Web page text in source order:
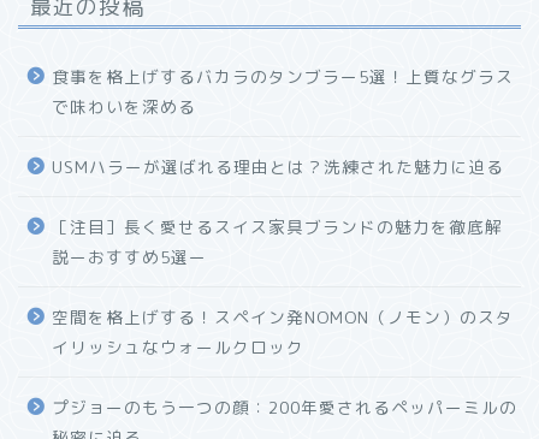
最近の投稿
食事を格上げするバカラのタンブラー5選！上質なグラス
で味わいを深める
USMハラーが選ばれる理由とは？洗練された魅力に迫る
［注目］長く愛せるスイス家具ブランドの魅力を徹底解
説ーおすすめ5選ー
空間を格上げする！スペイン発NOMON（ノモン）のスタ
イリッシュなウォールクロック
プジョーのもう一つの顔：200年愛されるペッパーミルの